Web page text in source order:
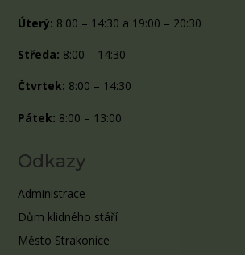
Úterý: 8:00 – 14:30 a 19:00 – 20:30
Středa: 8:00 – 14:30
Čtvrtek: 8:00 – 14:30
Pátek: 8:00 – 13:00
Odkazy
Administrace
Dům klidného stáří
Město Strakonice